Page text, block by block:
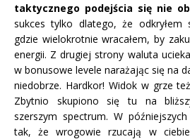
taktycznego podejścia się nie
sukces tylko dlatego, że odkryłem
gdzie wielokrotnie wracałem, by
energii. Z drugiej strony waluta
w bonusowe levele narażając się na
niedobrze. Hardkor! Widok w grze
Zbytnio skupiono się tu na
szerszym spectrum. W
tak, że wrogowie rzucają w